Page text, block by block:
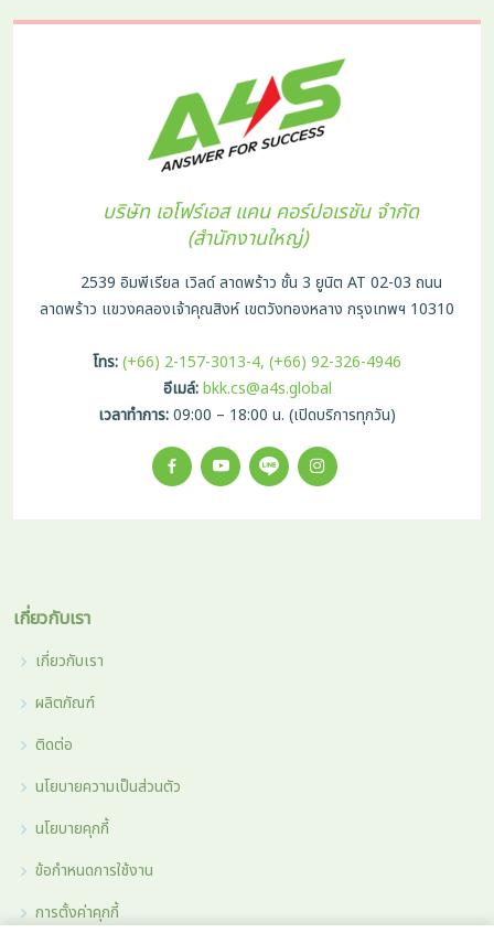
บริษัท เอโฟร์เอส แคน คอร์ปอเรชัน จำกัด
(สำนักงานใหญ่)
2539 อิมพีเรียล เวิลด์ ลาดพร้าว ชั้น 3 ยูนิต AT 02-03 ถนน
ลาดพร้าว แขวงคลองเจ้าคุณสิงห์ เขตวังทองหลาง กรุงเทพฯ 10310
โทร:(+66) 2-157-3013-4, (+66) 92-326-4946
อีเมล์:bkk.cs@a4s.global
เวลาทำการ:09:00 – 18:00 น. (เปิดบริการทุกวัน)
เกี่ยวกับเรา
เกี่ยวกับเรา
ผลิตภัณฑ์
ติดต่อ
นโยบายความเป็นส่วนตัว
นโยบายคุกกี้
ข้อกำหนดการใช้งาน
การตั้งค่าคุกกี้